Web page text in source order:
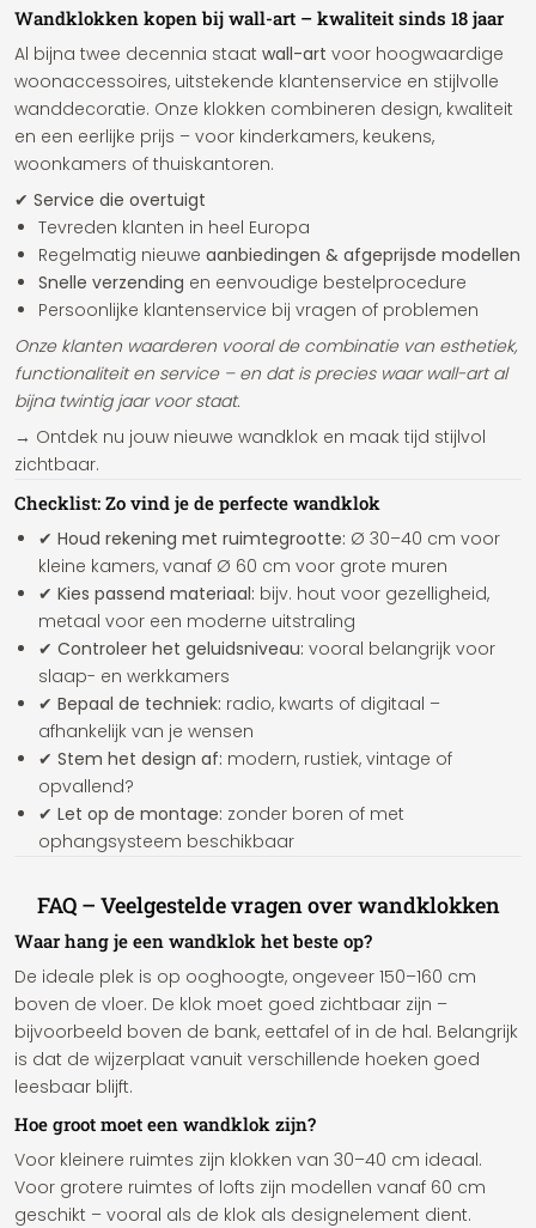
Wandklokken kopen bij wall-art – kwaliteit sinds 18 jaar
Al bijna twee decennia staat wall-art voor hoogwaardige
woonaccessoires, uitstekende klantenservice en stijlvolle
wanddecoratie. Onze klokken combineren design, kwaliteit
en een eerlijke prijs – voor kinderkamers, keukens,
woonkamers of thuiskantoren.
✔ Service die overtuigt
Tevreden klanten in heel Europa
Regelmatig nieuwe aanbiedingen & afgeprijsde modellen
Snelle verzending en eenvoudige bestelprocedure
Persoonlijke klantenservice bij vragen of problemen
Onze klanten waarderen vooral de combinatie van esthetiek,
functionaliteit en service – en dat is precies waar wall-art al
bijna twintig jaar voor staat.
→ Ontdek nu jouw nieuwe wandklok en maak tijd stijlvol
zichtbaar.
Checklist: Zo vind je de perfecte wandklok
✔ Houd rekening met ruimtegrootte: Ø 30–40 cm voor
kleine kamers, vanaf Ø 60 cm voor grote muren
✔ Kies passend materiaal: bijv. hout voor gezelligheid,
metaal voor een moderne uitstraling
✔ Controleer het geluidsniveau: vooral belangrijk voor
slaap- en werkkamers
✔ Bepaal de techniek: radio, kwarts of digitaal –
afhankelijk van je wensen
✔ Stem het design af: modern, rustiek, vintage of
opvallend?
✔ Let op de montage: zonder boren of met
ophangsysteem beschikbaar
FAQ – Veelgestelde vragen over wandklokken
Waar hang je een wandklok het beste op?
De ideale plek is op ooghoogte, ongeveer 150–160 cm
boven de vloer. De klok moet goed zichtbaar zijn –
bijvoorbeeld boven de bank, eettafel of in de hal. Belangrijk
is dat de wijzerplaat vanuit verschillende hoeken goed
leesbaar blijft.
Hoe groot moet een wandklok zijn?
Voor kleinere ruimtes zijn klokken van 30–40 cm ideaal.
Voor grotere ruimtes of lofts zijn modellen vanaf 60 cm
geschikt – vooral als de klok als designelement dient.